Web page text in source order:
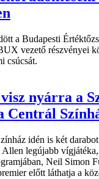
a Budapesti
vezető részvényei
csúcsát.
nyárra a
Centrál
idén is két
legújabb
Neil Simon
előtt láthatja a